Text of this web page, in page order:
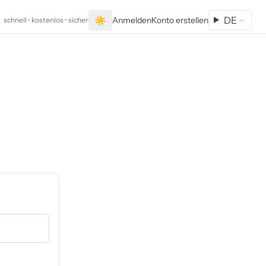
schnell • kostenlos • sicher ☀ AnmeldenKonto erstellen DE